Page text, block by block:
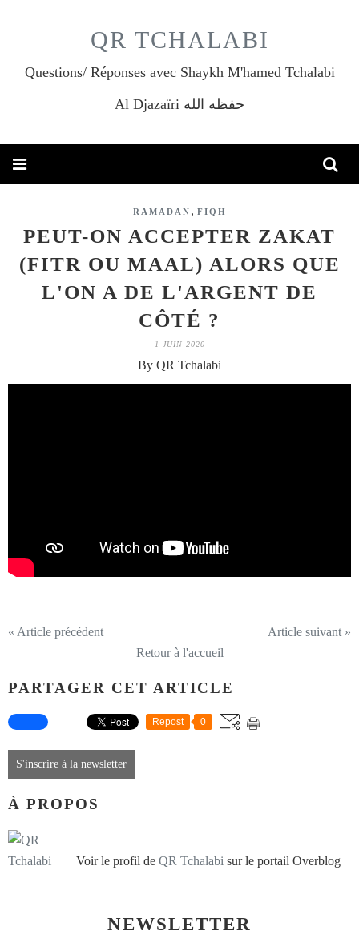
QR TCHALABI
Questions/ Réponses avec Shaykh M'hamed Tchalabi
Al Djazaïri حفظه الله
RAMADAN , FIQH
PEUT-ON ACCEPTER ZAKAT
(FITR OU MAAL) ALORS QUE
L'ON A DE L'ARGENT DE
CÔTÉ ?
1 JUIN 2020
By QR Tchalabi
« Article précédent
Article suivant »
Retour à l'accueil
PARTAGER CET ARTICLE
Repost 0
S'inscrire à la newsletter
À PROPOS
Voir le profil de QR Tchalabi sur le portail Overblog
NEWSLETTER